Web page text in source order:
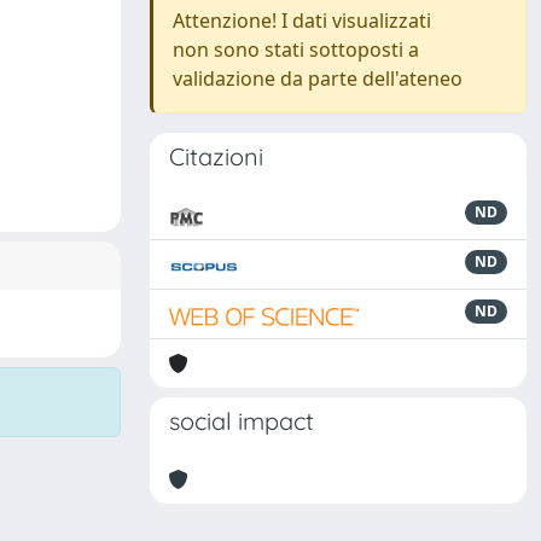
Attenzione! I dati visualizzati
non sono stati sottoposti a
validazione da parte dell'ateneo
Citazioni
ND
ND
ND
social impact